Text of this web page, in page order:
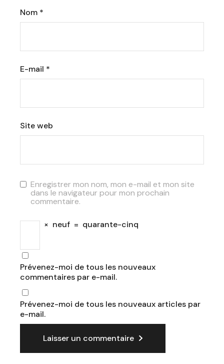
Nom *
E-mail *
Site web
Enregistrer mon nom, mon e-mail et mon site
dans le navigateur pour mon prochain
commentaire.
× neuf = quarante-cinq
Prévenez-moi de tous les nouveaux
commentaires par e-mail.
Prévenez-moi de tous les nouveaux articles par
e-mail.
Laisser un commentaire